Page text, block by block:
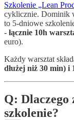
Szkolenie „Lean
cyklicznie. Dominik
to 5-dniowe
- łącznie 10h
euro).
Każdy warsztat
dłużej niż 30 min) i
Q: Dlaczego
szkolenie?